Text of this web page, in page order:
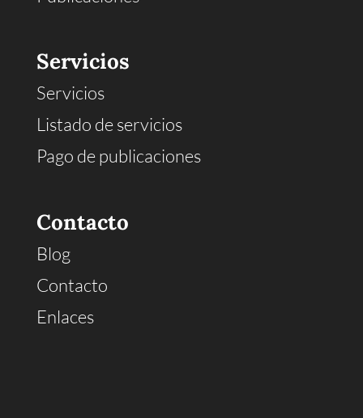
Servicios
Servicios
Listado de servicios
Pago de publicaciones
Contacto
Blog
Contacto
Enlaces